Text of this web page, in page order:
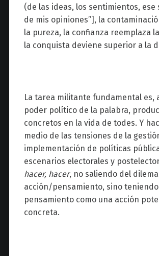
(de las ideas, los sentimientos, ese
de mis opiniones”], la
la pureza, la confianza reemplaza
la conquista deviene superior a la
La tarea militante fundamental es,
poder político de la palabra,
concretos en la vida de todes. Y
medio de las tensiones de la
implementación de políticas
escenarios electorales y
hacer, hacer, no saliendo del dilema
acción/pensamiento, sino
pensamiento como una acción
concreta.